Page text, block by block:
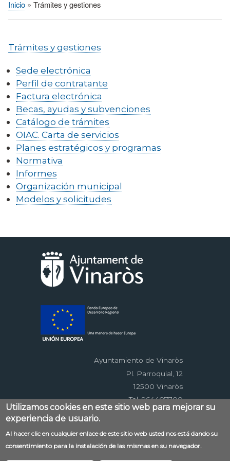
Sobrescribir
ayuda
navegación
Inicio Trámites y gestiones
Trámites y gestiones
Sede electrónica
Perfil de contratante
Factura electrónica
Becas, ayudas y subvenciones
Catálogo de trámites
OIAC. Carta de servicios
Planes estratégicos y programas
Normativa
Informes
Organización municipal
Modelos y solicitudes
Ayuntamiento de Vinaròs
Pl. Parroquial, 12
12500 Vinaròs
Tel. 964407700
Menú
al
Contacto Aviso legal
Mapa web
Accessibilitat
Política de privacidad
RSS
Utilizamos cookies en este sitio web para mejorar su
experiencia de usuario.
Al hacer clic en cualquier enlace de este sitio web usted nos está dando su
consentimiento para la instalación de las mismas en su navegador.